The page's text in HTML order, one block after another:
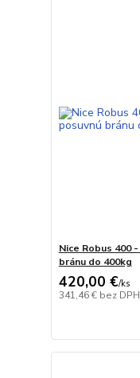
Nice Robus 400
bránu do 400kg
420,00 €/ks
341,46 € bez DPH